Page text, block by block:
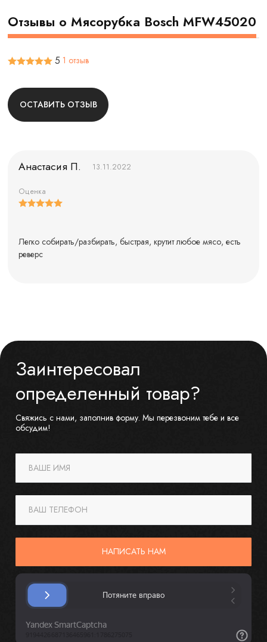
Отзывы о Мясорубка Bosch MFW45020
5 1 отзыв
ОСТАВИТЬ ОТЗЫВ
Анастасия П. 13.11.2022
Оценка
Легко собирать/разбирать, быстрая, крутит любое мясо, есть
реверс
Заинтересовал
определенный товар?
Свяжись с нами, заполнив форму. Мы перезвоним тебе и все
обсудим!
ВАШЕ ИМЯ
ВАШ ТЕЛЕФОН
НАПИСАТЬ НАМ